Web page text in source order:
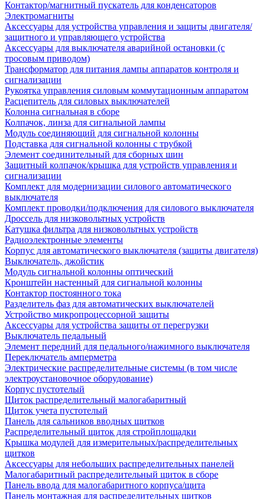
Контактор/магнитный пускатель для конденсаторов
Электромагниты
Аксессуары для устройства управления и защиты двигателя/
защитного и управляющего устройства
Аксессуары для выключателя аварийной остановки (с
тросовым приводом)
Трансформатор для питания лампы аппаратов контроля и
сигнализации
Рукоятка управления силовым коммутационным аппаратом
Расцепитель для силовых выключателей
Колонна сигнальная в сборе
Колпачок, линза для сигнальной лампы
Модуль соединяющий для сигнальной колонны
Подставка для сигнальной колонны с трубкой
Элемент соединительный для сборных шин
Защитный колпачок/крышка для устройств управления и
сигнализации
Комплект для модернизации силового автоматического
выключателя
Комплект проводки/подключения для силового выключателя
Дроссель для низковольтных устройств
Катушка фильтра для низковольтных устройств
Радиоэлектронные элементы
Корпус для автоматического выключателя (защиты двигателя)
Выключатель, джойстик
Модуль сигнальной колонны оптический
Кронштейн настенный для сигнальной колонны
Контактор постоянного тока
Разделитель фаз для автоматических выключателей
Устройство микропроцессорной защиты
Аксессуары для устройства защиты от перегрузки
Выключатель педальный
Элемент передний для педального/нажимного выключателя
Переключатель амперметра
Электрические распределительные системы (в том числе
электроустановочное оборудование)
Корпус пустотелый
Щиток распределительный малогабаритный
Щиток учета пустотелый
Панель для сальников вводных щитков
Распределительный щиток для стройплощадки
Крышка модулей для измерительных/распределительных
щитков
Аксессуары для небольших распределительных панелей
Малогабаритный распределительный щиток в сборе
Панель ввода для малогабаритного корпуса/щита
Панель монтажная для распределительных щитков